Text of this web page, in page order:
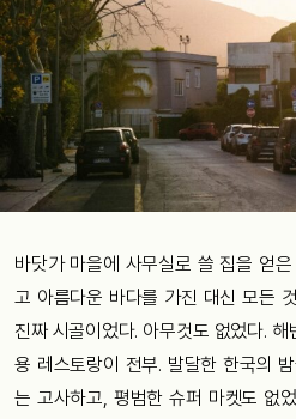
바닷가 마을에 사무실로 쓸 집을 얻
고 아름다운 바다를 가진 대신 모든
진짜 시골이었다. 아무것도 없었다.
용 레스토랑이 전부. 발달한 한국의
는 고사하고, 평범한 슈퍼 마켓도 없